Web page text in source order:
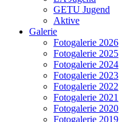
GETU Jugend
Aktive
Galerie
Fotogalerie 2026
Fotogalerie 2025
Fotogalerie 2024
Fotogalerie 2023
Fotogalerie 2022
Fotogalerie 2021
Fotogalerie 2020
Fotogalerie 2019